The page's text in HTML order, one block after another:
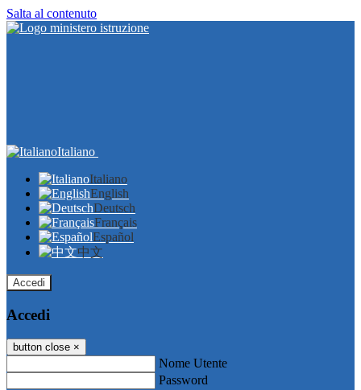
Salta al contenuto
Italiano
Italiano
English
Deutsch
Français
Español
中文
Accedi
Accedi
button close ×
Nome Utente
Password